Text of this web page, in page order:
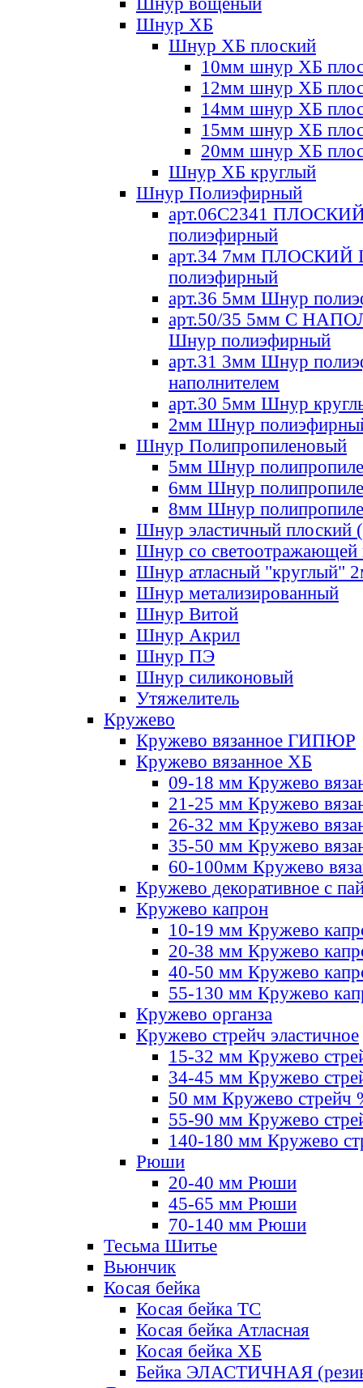
Шнур ХБ
Шнур ХБ плоский
10мм шнур ХБ
12мм шнур ХБ
14мм шнур ХБ
15мм шнур ХБ
20мм шнур ХБ
Шнур ХБ круглый
Шнур Полиэфирный
арт.06С2341
полиэфирный
арт.34 7мм ПЛОСКИЙ
полиэфирный
арт.36 5мм Шнур
арт.50/35 5мм С
Шнур полиэфирный
арт.31 3мм Шнур
наполнителем
арт.30 5мм Шнур
2мм Шнур
Шнур Полипропиленовый
5мм Шнур
6мм Шнур
8мм Шнур
Шнур эластичный плоский
Шнур со светоотражающей
Шнур атласный "круглый"
Шнур метализированный
Шнур Витой
Шнур Акрил
Шнур ПЭ
Шнур силиконовый
Утяжелитель
Кружево
Кружево вязанное ГИПЮР
Кружево вязанное ХБ
09-18 мм Кружево
21-25 мм Кружево
26-32 мм Кружево
35-50 мм Кружево
60-100мм Кружево
Кружево декоративное с
Кружево капрон
10-19 мм Кружево
20-38 мм Кружево
40-50 мм Кружево
55-130 мм Кружево
Кружево органза
Кружево стрейч эластичное
15-32 мм Кружево
34-45 мм Кружево
50 мм Кружево стрейч
55-90 мм Кружево
140-180 мм Кружево
Рюши
20-40 мм Рюши
45-65 мм Рюши
70-140 мм Рюши
Тесьма Шитье
Вьюнчик
Косая бейка
Косая бейка ТС
Косая бейка Атласная
Косая бейка ХБ
Бейка ЭЛАСТИЧНАЯ